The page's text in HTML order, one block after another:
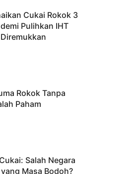
Cukai Rokok 3
Pulihkan IHT
Rokok Tanpa
Paham
Salah Negara
Masa Bodoh?